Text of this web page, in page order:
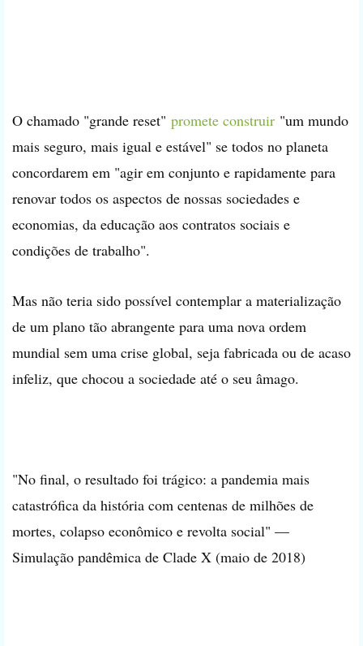
O chamado "grande reset" promete construir "um mundo
mais seguro, mais igual e estável" se todos no planeta
concordarem em "agir em conjunto e rapidamente para
renovar todos os aspectos de nossas sociedades e
economias, da educação aos contratos sociais e
condições de trabalho".
Mas não teria sido possível contemplar a materialização
de um plano tão abrangente para uma nova ordem
mundial sem uma crise global, seja fabricada ou de acaso
infeliz, que chocou a sociedade até o seu âmago.
"No final, o resultado foi trágico: a pandemia mais
catastrófica da história com centenas de milhões de
mortes, colapso econômico e revolta social" —
Simulação pandêmica de Clade X (maio de 2018)